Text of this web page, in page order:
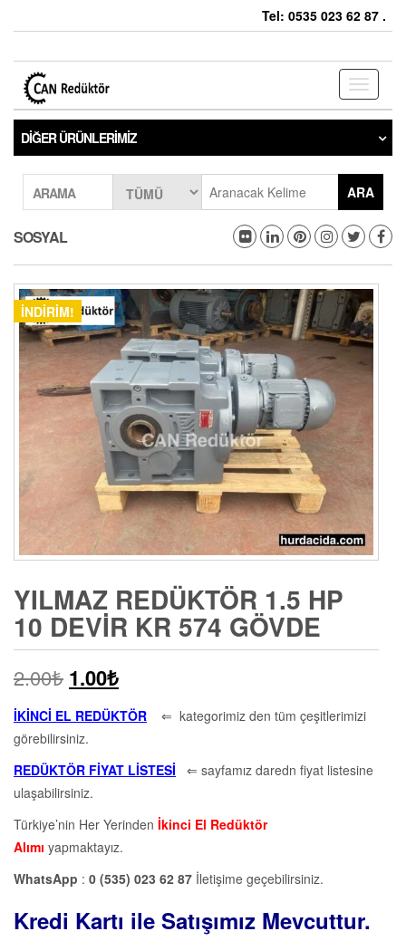
Tel: 0535 023 62 87 .
Toggle
DIĞER ÜRÜNLERIMIZ
ARAMA ARA
SOSYAL
İNDIRIM!
YILMAZ REDÜKTÖR 1.5 HP
10 DEVIR KR 574 GÖVDE
2.00₺ 1.00₺
İKİNCİ EL REDÜKTÖR ⇐ kategorimiz den tüm çeşitlerimizi
görebilirsiniz.
REDÜKTÖR FİYAT LİSTESİ ⇐ sayfamız daredn fiyat listesine
ulaşabilirsiniz.
Türkiye’nin Her Yerinden İkinci El Redüktör
Alımı yapmaktayız.
WhatsApp : 0 (535) 023 62 87 İletişime geçebilirsiniz.
Kredi Kartı ile Satışımız Mevcuttur.